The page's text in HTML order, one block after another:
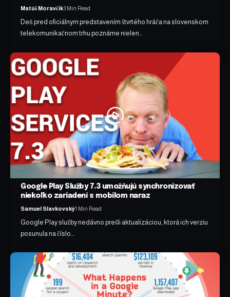
Matúš Moravčík3 Min Read
Deň pred oficiálnym predstavením štvrtého hráča na slovenskom
telekomunikačnom trhu poznáme nielen…
Google Play Služby 7.3 umožňujú synchronizovať
niekoľko zariadení s mobilom naraz
Samuel Slavkovský1 Min Read
Google Play služby nedávno prešli aktualizáciou, ktorá ich verziu
posunula na číslo…